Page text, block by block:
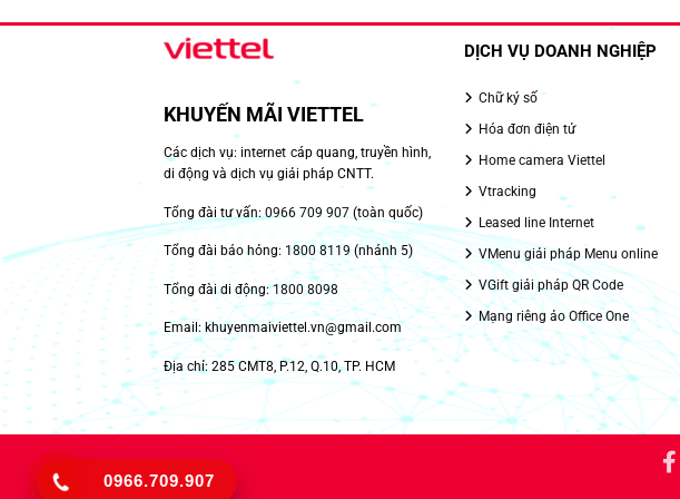
KHUYẾN MÃI VIETTEL
Các dịch vụ: internet cáp quang, truyền hình,
di động và dịch vụ giải pháp CNTT.
Tổng đài tư vấn: 0966 709 907 (toàn quốc)
Tổng đài báo hỏng: 1800 8119(nhánh 5)
Tổng đài di động:1800 8098
Email: khuyenmaiviettel.vn@gmail.com
Địa chỉ: 285 CMT8, P.12, Q.10, TP. HCM
DỊCH VỤ DOANH NGHIỆP
Chữ ký số
Hóa đơn điện tử
Home camera Viettel
Vtracking
Leased line Internet
VMenu giải pháp Menu online
VGift giải pháp QR Code
Mạng riêng ảo Office One
0966.709.907